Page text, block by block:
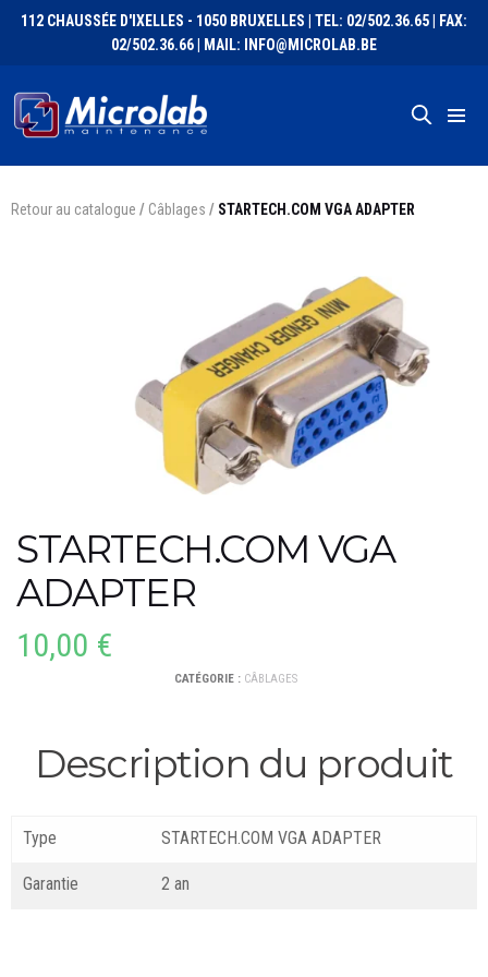
112 CHAUSSÉE D'IXELLES - 1050 BRUXELLES | TEL: 02/502.36.65 | FAX:
02/502.36.66 | MAIL: INFO@MICROLAB.BE
Retour au catalogue / Câblages / STARTECH.COM VGA ADAPTER
STARTECH.COM VGA
ADAPTER
10,00 €
CATÉGORIE : CÂBLAGES
Description du produit
Type STARTECH.COM VGA ADAPTER
Garantie 2 an